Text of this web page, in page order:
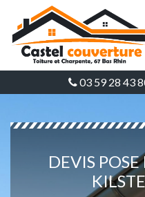
03 59 28 43
DEVIS